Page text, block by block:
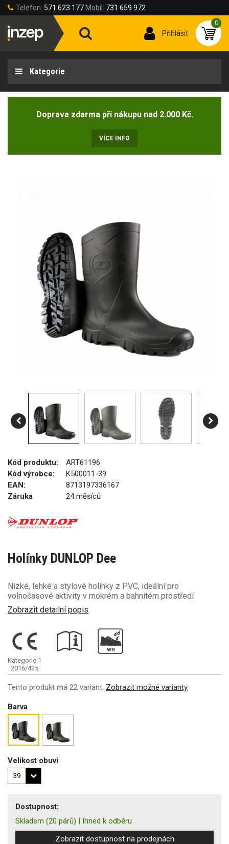
Telefon: 571 623 177 Mobil: 731 659 972
Přihlásit
0
Kategorie
Doprava zdarma při nákupu nad 2.000 Kč.
VÍCE INFO
Kód produktu:
ART61196
Kód výrobce:
K500011-39
EAN:
8713197336167
Záruka
24 měsíců
Holínky DUNLOP Dee
Nízké, lehké a stylové holínky z PVC, ideální pro
volnočasové aktivity v mokrém a bahnitém prostředí
Zobrazit detailní popis
Kategorie 1
2016/425
Tento produkt má 22 variant. Zobrazit možné varianty
Barva
Velikost obuvi
Dostupnost:
Skladem (20 párů) | Ihned k odběru
Zobrazit dostupnost na prodejnách